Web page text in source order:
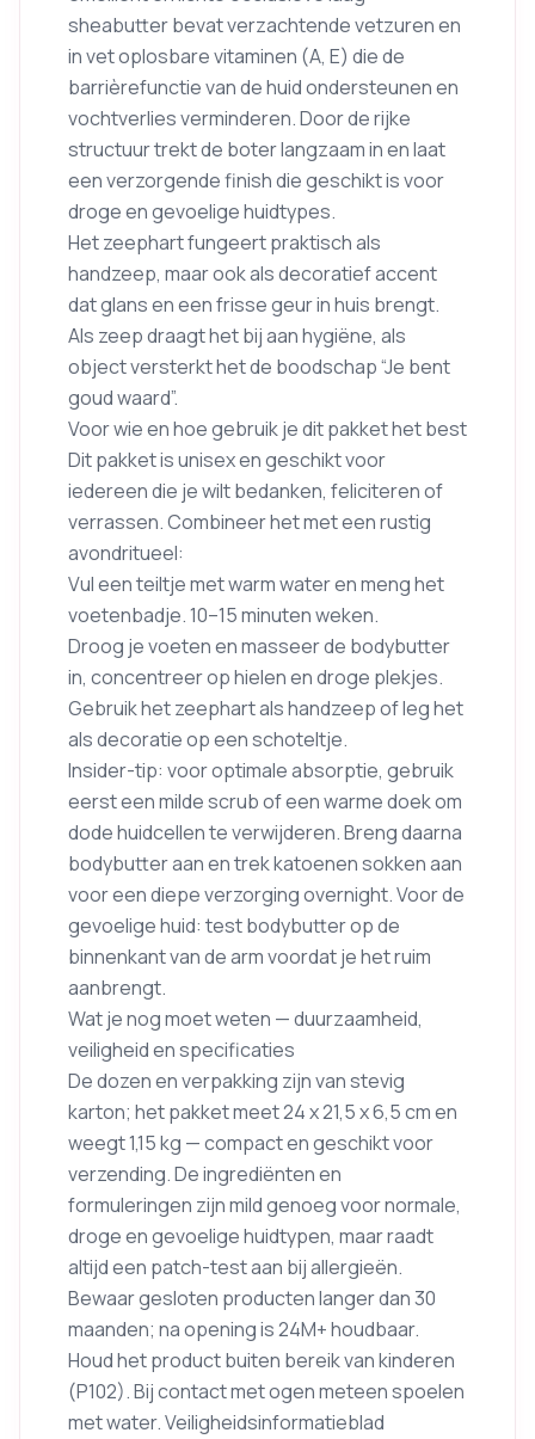
sheabutter bevat verzachtende vetzuren en
in vet oplosbare vitaminen (A, E) die de
barrièrefunctie van de huid ondersteunen en
vochtverlies verminderen. Door de rijke
structuur trekt de boter langzaam in en laat
een verzorgende finish die geschikt is voor
droge en gevoelige huidtypes.
Het zeephart fungeert praktisch als
handzeep, maar ook als decoratief accent
dat glans en een frisse geur in huis brengt.
Als zeep draagt het bij aan hygiëne, als
object versterkt het de boodschap “Je bent
goud waard”.
Voor wie en hoe gebruik je dit pakket het best
Dit pakket is unisex en geschikt voor
iedereen die je wilt bedanken, feliciteren of
verrassen. Combineer het met een rustig
avondritueel:
Vul een teiltje met warm water en meng het
voetenbadje. 10–15 minuten weken.
Droog je voeten en masseer de bodybutter
in, concentreer op hielen en droge plekjes.
Gebruik het zeephart als handzeep of leg het
als decoratie op een schoteltje.
Insider-tip: voor optimale absorptie, gebruik
eerst een milde scrub of een warme doek om
dode huidcellen te verwijderen. Breng daarna
bodybutter aan en trek katoenen sokken aan
voor een diepe verzorging overnight. Voor de
gevoelige huid: test bodybutter op de
binnenkant van de arm voordat je het ruim
aanbrengt.
Wat je nog moet weten — duurzaamheid,
veiligheid en specificaties
De dozen en verpakking zijn van stevig
karton; het pakket meet 24 x 21,5 x 6,5 cm en
weegt 1,15 kg — compact en geschikt voor
verzending. De ingrediënten en
formuleringen zijn mild genoeg voor normale,
droge en gevoelige huidtypen, maar raadt
altijd een patch-test aan bij allergieën.
Bewaar gesloten producten langer dan 30
maanden; na opening is 24M+ houdbaar.
Houd het product buiten bereik van kinderen
(P102). Bij contact met ogen meteen spoelen
met water. Veiligheidsinformatieblad